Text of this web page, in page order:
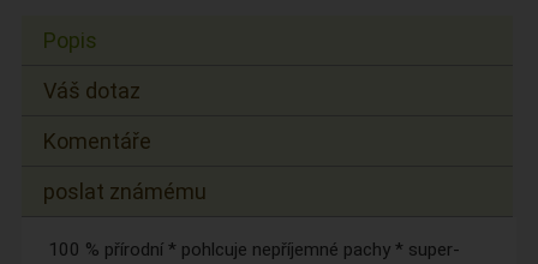
Popis
Váš dotaz
Komentáře
poslat známému
100 % přírodní * pohlcuje nepříjemné pachy * super-